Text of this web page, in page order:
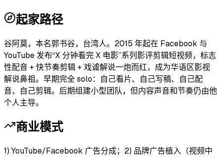
起家路径
谷阿莫，本名郭书谷，台湾人。2015 年起在 Facebook 与
YouTube 发布“X 分钟看完 X 电影”系列影评剪辑短视频，标志
性配音 + 快节奏剪辑 + 戏谑解说一炮而红，成为华语区影视
解说鼻祖。早期完全 solo：自己看片、自己写稿、自己配
音、自己剪辑。后期组建小型团队，但内容声音和节奏仍由他
个人主导。
商业模式
1) YouTube/Facebook 广告分成；2) 品牌广告植入（视频中